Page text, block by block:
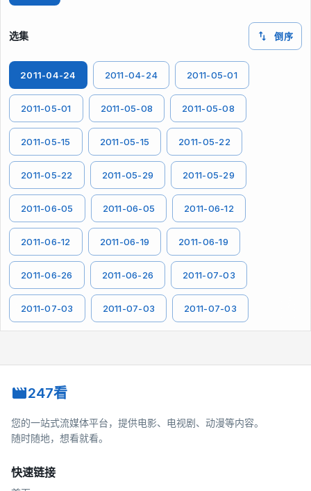
选集 倒序
2011-04-24 2011-04-24 2011-05-01
2011-05-01 2011-05-08 2011-05-08
2011-05-15 2011-05-15 2011-05-22
2011-05-22 2011-05-29 2011-05-29
2011-06-05 2011-06-05 2011-06-12
2011-06-12 2011-06-19 2011-06-19
2011-06-26 2011-06-26 2011-07-03
2011-07-03 2011-07-03 2011-07-03
247看
您的一站式流媒体平台，提供电影、电视剧、动漫等内容。
随时随地，想看就看。
快速链接